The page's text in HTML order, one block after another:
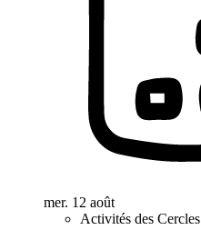
mer. 12 août
Activités des Cercles